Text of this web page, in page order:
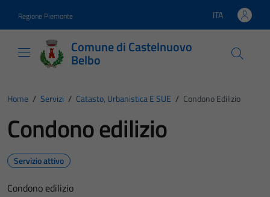
Regione Piemonte Lingua attiva:
ITA
Comune di Castelnuovo
Belbo
Home / Servizi / Catasto, Urbanistica E SUE / Condono Edilizio
Condono edilizio
Servizio attivo
Condono edilizio